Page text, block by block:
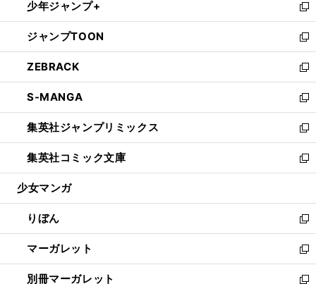
く
で
開
く
ド
ウ
で
開
く
ィ
ン
ド
ウ
で
開
く
い
ウ
ィ
ン
ド
ウ
で
開
く
少年ジャンプ+
新
し
い
ウ
ィ
ン
ド
ウ
で
開
く
ジャンプTOON
新
し
い
ウ
ィ
ン
ド
ウ
で
開
ZEBRACK
新
し
い
ウ
ィ
ン
ド
ウ
開
く
S-MANGA
新
し
い
ウ
ィ
ン
ウ
で
開
く
集英社ジャンプリミックス
新
し
い
ウ
ン
ド
ウ
で
開
く
集英社コミック文庫
新
し
ウ
ィ
ン
ド
ウ
で
少女マンガ
りぼん
新
し
い
ウ
ィ
マーガレット
新
し
い
別冊マーガレット